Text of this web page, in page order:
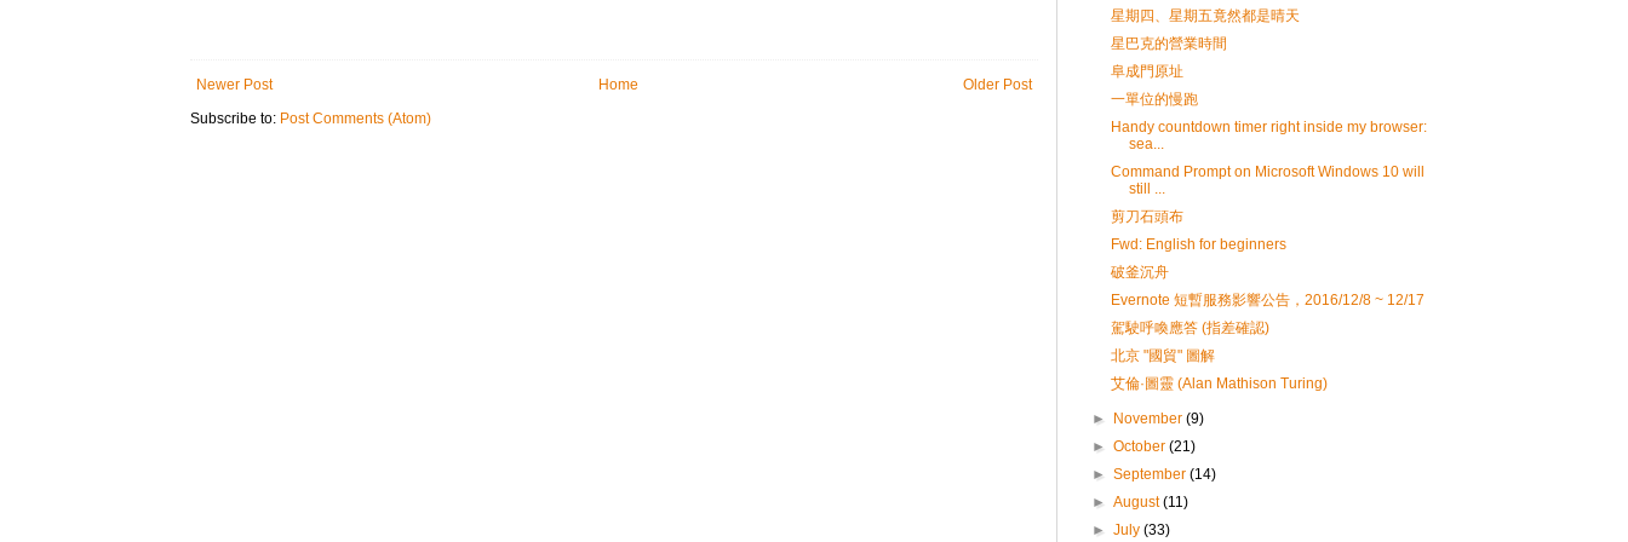
Newer Post Older Post
Home
Subscribe to: Post Comments (Atom)
星期四、星期五竟然都是晴天
星巴克的營業時間
阜成門原址
一單位的慢跑
Handy countdown timer right inside my browser:
sea...
Command Prompt on Microsoft Windows 10 will
still ...
剪刀石頭布
Fwd: English for beginners
破釜沉舟
Evernote 短暫服務影響公告，2016/12/8 ~ 12/17
駕駛呼喚應答 (指差確認)
北京 "國貿" 圖解
艾倫·圖靈 (Alan Mathison Turing)
► November(9)
►October(21)
►September(14)
►August(11)
►July(33)